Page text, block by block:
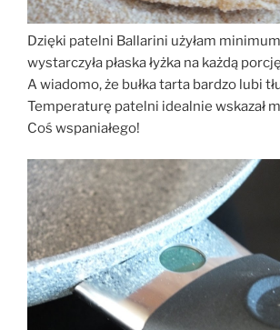
Dzięki patelni Ballarini użyłam
wystarczyła płaska łyżka na każdą
A wiadomo, że bułka tarta bardzo lubi
Temperaturę patelni idealnie wskazał
Coś wspaniałego!